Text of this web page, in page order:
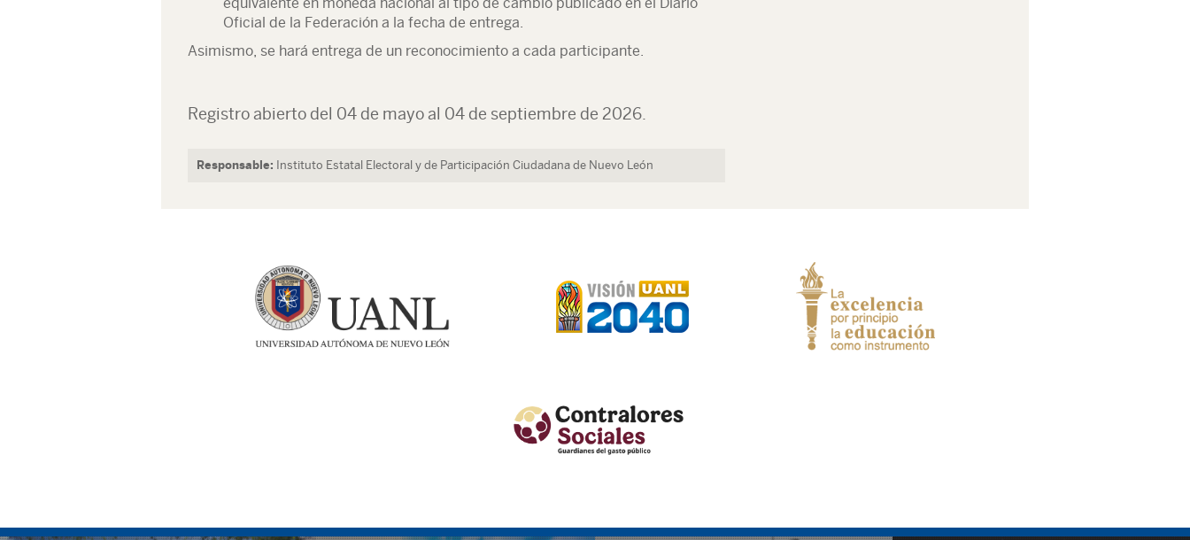
Oficial de la Federación a la fecha de entrega.
Asimismo, se hará entrega de un reconocimiento a cada participante.
Registro abierto del 04 de mayo al 04 de septiembre de 2026.
Responsable: Instituto Estatal Electoral y de Participación Ciudadana de Nuevo León